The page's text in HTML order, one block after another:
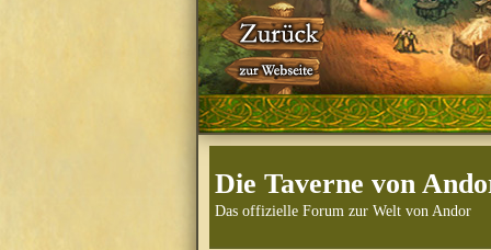
Die Taverne von
Das offizielle Forum zur Welt von Andor